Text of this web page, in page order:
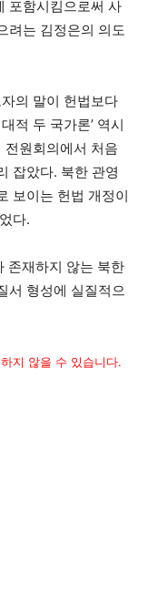
포함시킴으로써 사
려는 김정은의 의도
의 말이 헌법보다
적 두 국가론’ 역시
원회의에서 처음
잡았다. 북한 관영
보이는 헌법 개정이
다.
존재하지 않는 북한
서 형성에 실질적으
지 않을 수 있습니다.